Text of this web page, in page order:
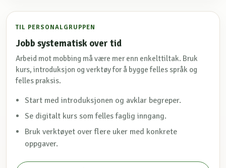
TIL PERSONALGRUPPEN
Jobb systematisk over tid
Arbeid mot mobbing må være mer enn enkelttiltak. Bruk
kurs, introduksjon og verktøy for å bygge felles språk og
felles praksis.
Start med introduksjonen og avklar begreper.
Se digitalt kurs som felles faglig inngang.
Bruk verktøyet over flere uker med konkrete
oppgaver.